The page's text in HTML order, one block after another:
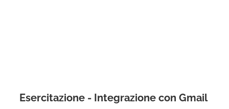
Esercitazione - Integrazione con Gmail